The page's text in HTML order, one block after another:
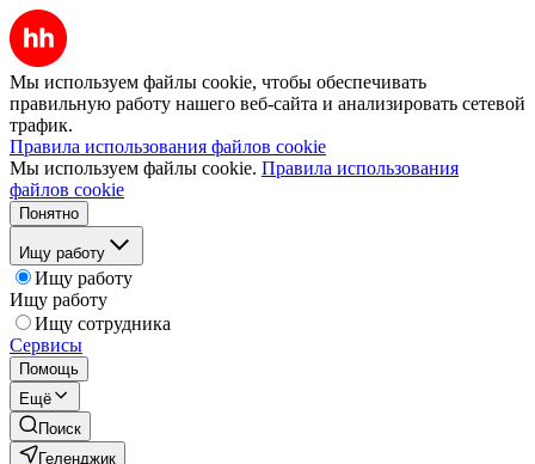
Мы используем файлы cookie, чтобы обеспечивать
правильную работу нашего веб-сайта и анализировать сетевой
трафик.
Правила использования файлов cookie
Мы используем файлы cookie. Правила использования
файлов cookie
Понятно
Ищу работу
Ищу работу
Ищу работу
Ищу сотрудника
Сервисы
Помощь
Ещё
Поиск
Геленджик